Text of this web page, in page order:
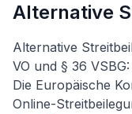
Alternative
Alternative
VO und § 36 VSBG:
Die Europäische
Online-